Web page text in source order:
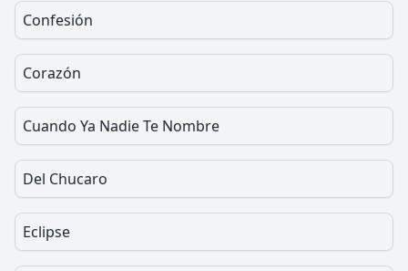
Confesión
Corazón
Cuando Ya Nadie Te Nombre
Del Chucaro
Eclipse